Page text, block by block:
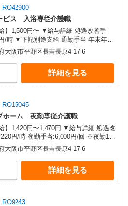
RO42900
ビス 入浴専従介護職
円〜 ▼給与詳細 処遇改善手
手当 年末年始
年2回（6月・12月）
用期間中(3ヶ月)
大阪市平野区長吉長原4-17-6
詳細を見る
RO15045
ホーム 夜勤専従介護職
1,420円〜1,470円 ▼給与詳細 処遇改
円/時 夜勤手当:6,000円/回 ※夜勤1回
〜28,720円（処遇改善手当含） ▼下
通勤手当 年末年始手当：380円/時 寸
2回（6月・12月） ※業績による ※処
は試用期間中(3ヶ月)は支給なし
大阪市平野区長吉長原4-17-6
詳細を見る
RO9243